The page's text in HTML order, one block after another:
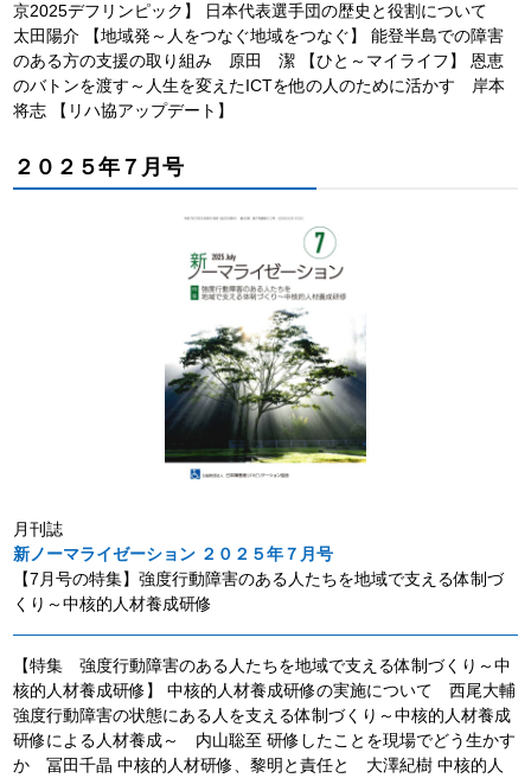
京2025デフリンピック】 日本代表選手団の歴史と役割について
太田陽介 【地域発～人をつなぐ地域をつなぐ】 能登半島での障害
のある方の支援の取り組み 原田 潔 【ひと～マイライフ】 恩恵
のバトンを渡す～人生を変えたICTを他の人のために活かす 岸本
将志 【リハ協アップデート】
２０２５年７月号
月刊誌
新ノーマライゼーション ２０２５年７月号
【7月号の特集】強度行動障害のある人たちを地域で支える体制づ
くり～中核的人材養成研修
【特集 強度行動障害のある人たちを地域で支える体制づくり～中
核的人材養成研修】 中核的人材養成研修の実施について 西尾大輔
強度行動障害の状態にある人を支える体制づくり～中核的人材養成
研修による人材養成～ 内山聡至 研修したことを現場でどう生かす
か 冨田千晶 中核的人材研修、黎明と責任と 大澤紀樹 中核的人